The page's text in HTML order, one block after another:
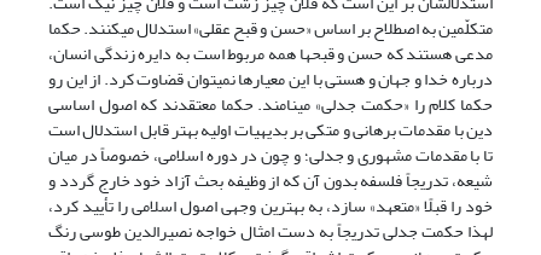
متکلّمین به اصطلاح بر اساس «حسن و قبح عقلى» استدلال مى‏کنند. حکما
مدعى هستند که حسن و قبح‏ها همه مربوط است به دایره زندگى انسان،
درباره خدا و جهان و هستى با این معیارها نمى‏توان قضاوت کرد. از این رو
حکما کلام را «حکمت جدلى» مى‏نامند. حکما معتقدند که اصول اساسى
دین با مقدمات برهانى و متکى بر بدیهیات اولیه بهتر قابل استدلال است
تا با مقدمات مشهورى و جدلى؛ و چون در دوره اسلامى، خصوصاً در میان
شیعه، تدریجاً فلسفه بدون آن که از وظیفه بحث آزاد خود خارج گردد و
خود را قبلًا «متعهد» سازد، به بهترین وجهى اصول اسلامى را تأیید کرد،
لهذا حکمت جدلى تدریجاً به دست امثال خواجه نصیرالدین طوسى رنگ